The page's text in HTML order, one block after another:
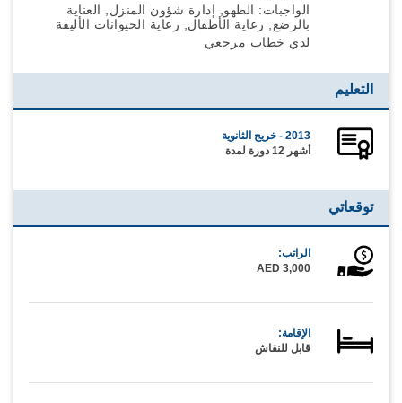
الواجبات: الطهو, إدارة شؤون المنزل, العناية
بالرضع, رعاية الأطفال, رعاية الحيوانات الأليفة
لدي خطاب مرجعي
التعليم
2013 - خريج الثانوية
أشهر 12 دورة لمدة
توقعاتي
الراتب:
AED 3,000
الإقامة:
قابل للنقاش